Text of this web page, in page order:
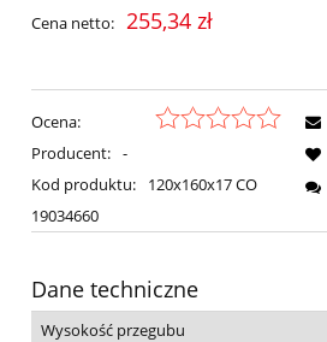
Cena netto: 255,34 zł
Ocena:
Producent: -
Kod produktu:
120x160x17 CO
19034660
Dane techniczne
Wysokość przegubu